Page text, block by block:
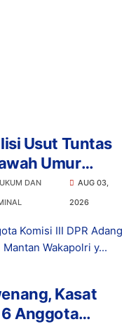
Usut Tuntas
Umur
DAN
AUG 03,
2026
Komisi III DPR Adang
Wakapolri y...
Kasat
6 Anggota